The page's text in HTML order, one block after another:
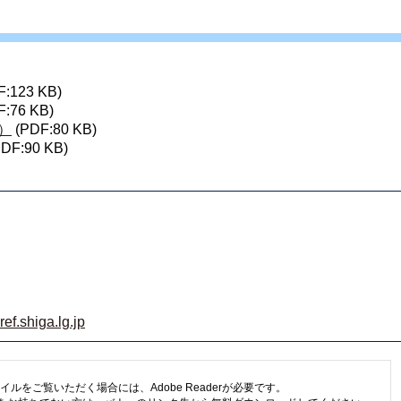
KB)
KB)
(PDF:80 KB)
KB)
ルをご覧いただく場合には、Adobe Readerが必要です。